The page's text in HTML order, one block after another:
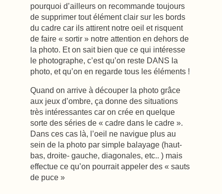
pourquoi d’ailleurs on recommande toujours
de supprimer tout élément clair sur les bords
du cadre car ils attirent notre oeil et risquent
de faire « sortir » notre attention en dehors de
la photo. Et on sait bien que ce qui intéresse
le photographe, c’est qu’on reste DANS la
photo, et qu’on en regarde tous les éléments !
Quand on arrive à découper la photo grâce
aux jeux d’ombre, ça donne des situations
très intéressantes car on crée en quelque
sorte des séries de « cadre dans le cadre ».
Dans ces cas là, l’oeil ne navigue plus au
sein de la photo par simple balayage (haut-
bas, droite- gauche, diagonales, etc.. ) mais
effectue ce qu’on pourrait appeler des « sauts
de puce »